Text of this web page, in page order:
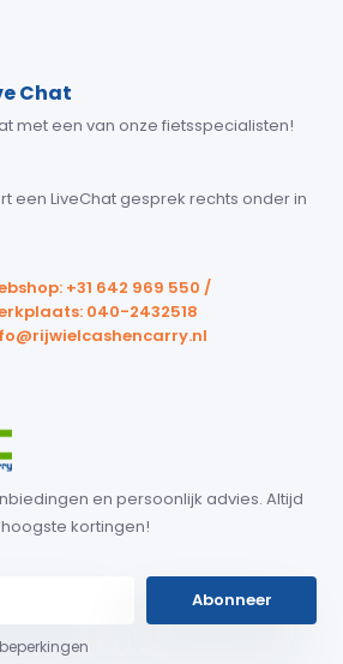
Chat
met een van onze fietsspecialisten!
een LiveChat gesprek rechts onder in
+31 642 969 550 /
040-2432518
en persoonlijk advies. Altijd
kortingen!
Abonneer